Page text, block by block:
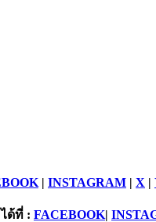
| INSTAGRAM | X |
ด้ที่ : FACEBOOK|